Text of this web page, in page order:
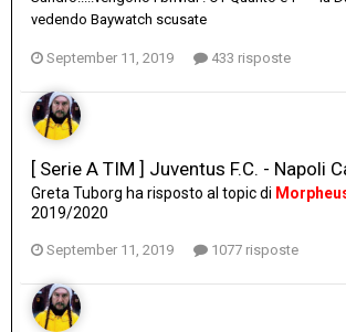
vedendo Baywatch scusate
September 11, 2019 433 risposte
[ Serie A TIM ] Juventus F.C. - Napoli
Greta Tuborg ha risposto al topic di
2019/2020
September 11, 2019 1077 risposte